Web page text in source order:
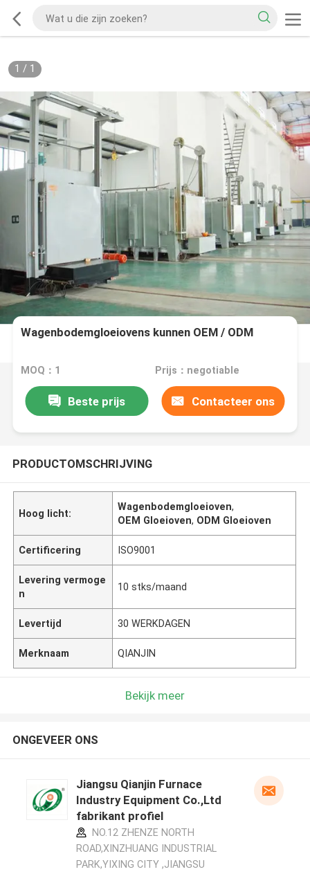
1 / 1
Wagenbodemgloeiovens kunnen OEM / ODM
MOQ：1 Prijs：negotiable
Beste prijs Contacteer ons
PRODUCTOMSCHRIJVING
Hoog licht:
Wagenbodemgloeioven,
OEM Gloeioven, ODM Gloeioven
Certificering ISO9001
Levering vermoge
n
10 stks/maand
Levertijd 30 WERKDAGEN
Merknaam QIANJIN
Bekijk meer
ONGEVEER ONS
Jiangsu Qianjin Furnace
Industry Equipment Co.,Ltd
fabrikant profiel
NO.12 ZHENZE NORTH
ROAD,XINZHUANG INDUSTRIAL
PARK,YIXING CITY ,JIANGSU